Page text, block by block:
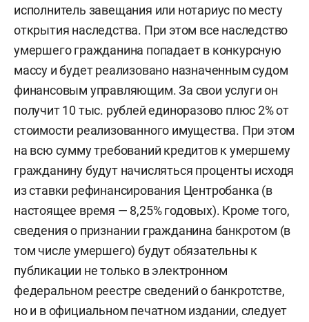
исполнитель завещания или нотариус по месту
открытия наследства. При этом все наследство
умершего гражданина попадает в конкурсную
массу и будет реализовано назначенным судом
финансовым управляющим. За свои услуги он
получит 10 тыс. рублей единоразово плюс 2% от
стоимости реализованного имущества. При этом
на всю сумму требований кредитов к умершему
гражданину будут начисляться проценты исходя
из ставки рефинансирования Центробанка (в
настоящее время — 8,25% годовых). Кроме того,
сведения о признании гражданина банкротом (в
том числе умершего) будут обязательны к
публикации не только в электронном
федеральном реестре сведений о банкротстве,
но и в официальном печатном издании, следует